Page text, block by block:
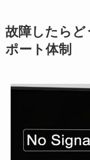
故障したらど
ポート体制